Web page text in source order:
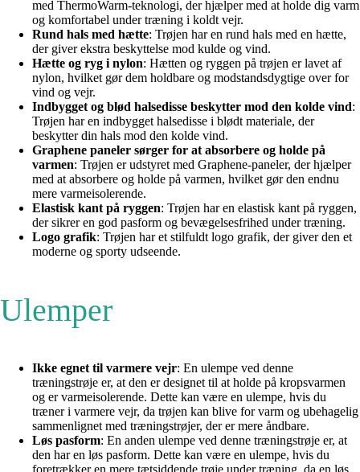
med ThermoWarm-teknologi, der hjælper med at holde dig varm
og komfortabel under træning i koldt vejr.
Rund hals med hætte: Trøjen har en rund hals med en hætte,
der giver ekstra beskyttelse mod kulde og vind.
Hætte og ryg i nylon: Hætten og ryggen på trøjen er lavet af
nylon, hvilket gør dem holdbare og modstandsdygtige over for
vind og vejr.
Indbygget og blød halsedisse beskytter mod den kolde vind:
Trøjen har en indbygget halsedisse i blødt materiale, der
beskytter din hals mod den kolde vind.
Graphene paneler sørger for at absorbere og holde på
varmen: Trøjen er udstyret med Graphene-paneler, der hjælper
med at absorbere og holde på varmen, hvilket gør den endnu
mere varmeisolerende.
Elastisk kant på ryggen: Trøjen har en elastisk kant på ryggen,
der sikrer en god pasform og bevægelsesfrihed under træning.
Logo grafik: Trøjen har et stilfuldt logo grafik, der giver den et
moderne og sporty udseende.
Ulemper
Ikke egnet til varmere vejr: En ulempe ved denne
træningstrøje er, at den er designet til at holde på kropsvarmen
og er varmeisolerende. Dette kan være en ulempe, hvis du
træner i varmere vejr, da trøjen kan blive for varm og ubehagelig
sammenlignet med træningstrøjer, der er mere åndbare.
Løs pasform: En anden ulempe ved denne træningstrøje er, at
den har en løs pasform. Dette kan være en ulempe, hvis du